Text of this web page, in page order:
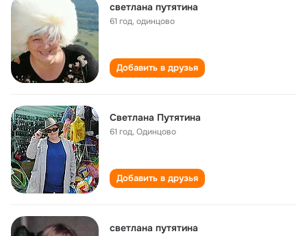
светлана путятина
61 год,одинцово
Добавить в друзья
Светлана Путятина
61 год,Одинцово
Добавить в друзья
светлана путятина